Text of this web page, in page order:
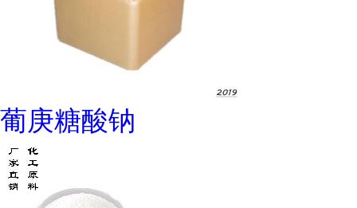
葡庚糖酸钠